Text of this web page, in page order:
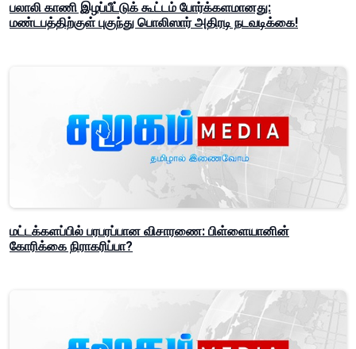
பலாலி காணி இழப்பீட்டுக் கூட்டம் போர்க்களமானது:
மண்டபத்திற்குள் புகுந்து பொலிஸார் அதிரடி நடவடிக்கை!
மட்டக்களப்பில் பரபரப்பான விசாரணை: பிள்ளையானின்
கோரிக்கை நிராகரிப்பா?